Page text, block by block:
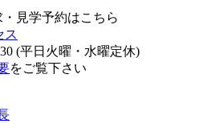
見学予約はこちら
ス
(平日火曜・水曜定休)
をご覧下さい